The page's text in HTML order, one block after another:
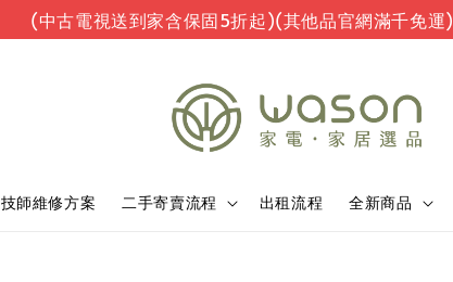
(中古電視送到家含保固5折起)(其他品官網滿千免運)
技師維修方案 二手寄賣流程 出租流程 全新商品